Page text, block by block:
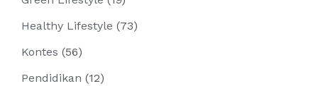
Healthy Lifestyle (73)
Kontes (56)
Pendidikan (12)